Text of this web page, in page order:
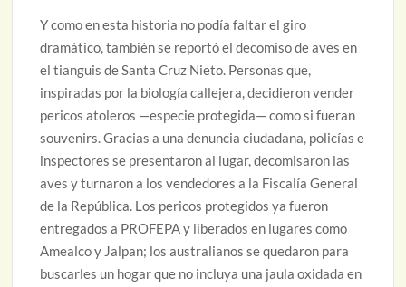
Y como en esta historia no podía faltar el giro
dramático, también se reportó el decomiso de aves en
el tianguis de Santa Cruz Nieto. Personas que,
inspiradas por la biología callejera, decidieron vender
pericos atoleros —especie protegida— como si fueran
souvenirs. Gracias a una denuncia ciudadana, policías e
inspectores se presentaron al lugar, decomisaron las
aves y turnaron a los vendedores a la Fiscalía General
de la República. Los pericos protegidos ya fueron
entregados a PROFEPA y liberados en lugares como
Amealco y Jalpan; los australianos se quedaron para
buscarles un hogar que no incluya una jaula oxidada en